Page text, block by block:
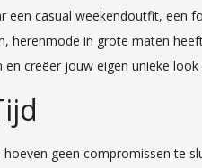
een casual weekendoutfit, een
herenmode in grote maten
en creëer jouw eigen unieke
geen compromissen te